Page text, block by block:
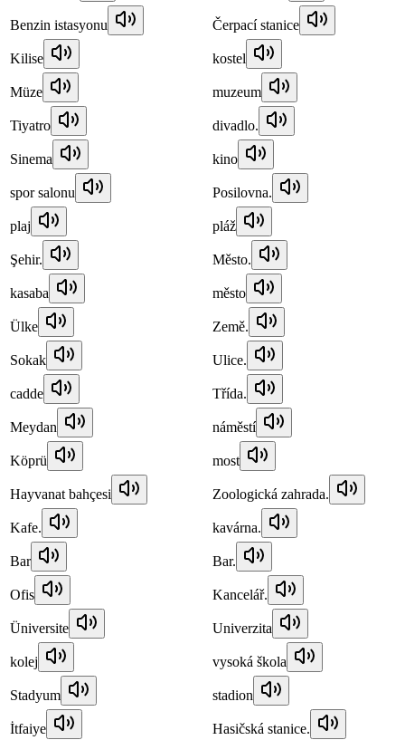
Benzin istasyonu Čerpací stanice
Kilise kostel
Müze muzeum
Tiyatro divadlo.
Sinema kino
spor salonu Posilovna.
plaj pláž
Şehir. Město.
kasaba město
Ülke Země.
Sokak Ulice.
cadde Třída.
Meydan náměstí
Köprü most
Hayvanat bahçesi Zoologická zahrada.
Kafe. kavárna.
Bar Bar.
Ofis Kancelář.
Üniversite Univerzita
kolej vysoká škola
Stadyum stadion
İtfaiye Hasičská stanice.